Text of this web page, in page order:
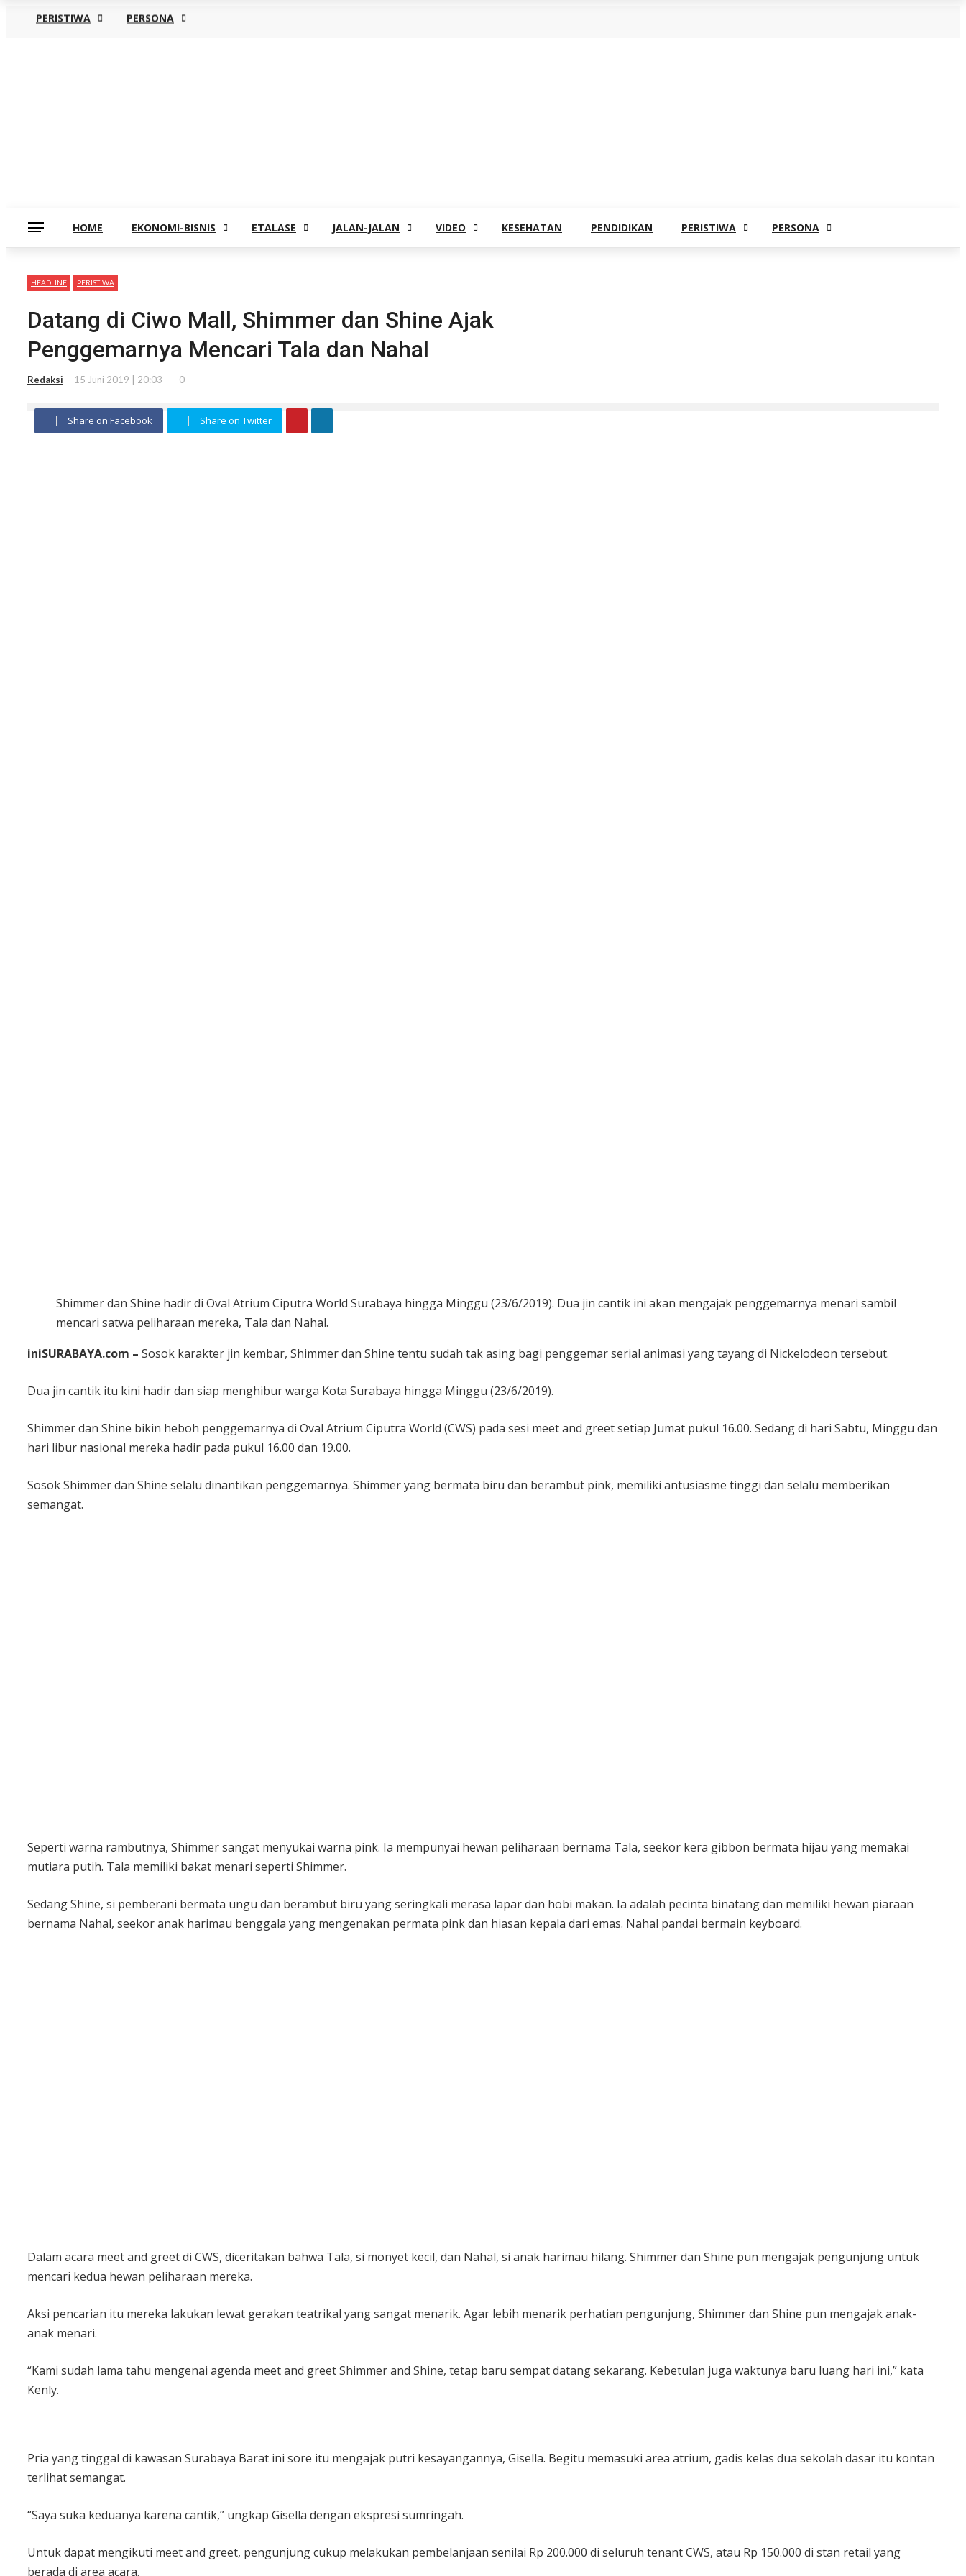
HOME EKONOMI-BISNIS ETALASE JALAN-JALAN VIDEO KESEHATAN PENDIDIKAN PERISTIWA PERSONA
PERISTIWA PERSONA
HEADLINE PERISTIWA
Datang di Ciwo Mall, Shimmer dan Shine Ajak
Penggemarnya Mencari Tala dan Nahal
Redaksi 15 Juni 2019 | 20:03 0
Share on Facebook Share on Twitter
Shimmer dan Shine hadir di Oval Atrium Ciputra World Surabaya hingga Minggu (23/6/2019). Dua jin cantik ini akan mengajak penggemarnya menari sambil
mencari satwa peliharaan mereka, Tala dan Nahal.
iniSURABAYA.com – Sosok karakter jin kembar, Shimmer dan Shine tentu sudah tak asing bagi penggemar serial animasi yang tayang di Nickelodeon tersebut.
Dua jin cantik itu kini hadir dan siap menghibur warga Kota Surabaya hingga Minggu (23/6/2019).
Shimmer dan Shine bikin heboh penggemarnya di Oval Atrium Ciputra World (CWS) pada sesi meet and greet setiap Jumat pukul 16.00. Sedang di hari Sabtu, Minggu dan
hari libur nasional mereka hadir pada pukul 16.00 dan 19.00.
Sosok Shimmer dan Shine selalu dinantikan penggemarnya. Shimmer yang bermata biru dan berambut pink, memiliki antusiasme tinggi dan selalu memberikan
semangat.
Seperti warna rambutnya, Shimmer sangat menyukai warna pink. Ia mempunyai hewan peliharaan bernama Tala, seekor kera gibbon bermata hijau yang memakai
mutiara putih. Tala memiliki bakat menari seperti Shimmer.
Sedang Shine, si pemberani bermata ungu dan berambut biru yang seringkali merasa lapar dan hobi makan. Ia adalah pecinta binatang dan memiliki hewan piaraan
bernama Nahal, seekor anak harimau benggala yang mengenakan permata pink dan hiasan kepala dari emas. Nahal pandai bermain keyboard.
Dalam acara meet and greet di CWS, diceritakan bahwa Tala, si monyet kecil, dan Nahal, si anak harimau hilang. Shimmer dan Shine pun mengajak pengunjung untuk
mencari kedua hewan peliharaan mereka.
Aksi pencarian itu mereka lakukan lewat gerakan teatrikal yang sangat menarik. Agar lebih menarik perhatian pengunjung, Shimmer dan Shine pun mengajak anak-
anak menari.
“Kami sudah lama tahu mengenai agenda meet and greet Shimmer and Shine, tetap baru sempat datang sekarang. Kebetulan juga waktunya baru luang hari ini,” kata
Kenly.
Pria yang tinggal di kawasan Surabaya Barat ini sore itu mengajak putri kesayangannya, Gisella. Begitu memasuki area atrium, gadis kelas dua sekolah dasar itu kontan
terlihat semangat.
“Saya suka keduanya karena cantik,” ungkap Gisella dengan ekspresi sumringah.
Untuk dapat mengikuti meet and greet, pengunjung cukup melakukan pembelanjaan senilai Rp 200.000 di seluruh tenant CWS, atau Rp 150.000 di stan retail yang
berada di area acara.